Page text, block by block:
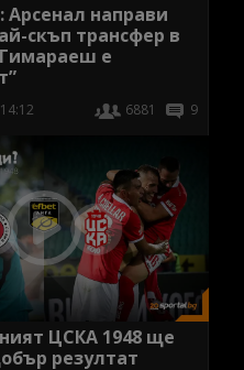
направи
скъп трансфер в
е
6881 9
ЦСКА 1948 ще
резултат